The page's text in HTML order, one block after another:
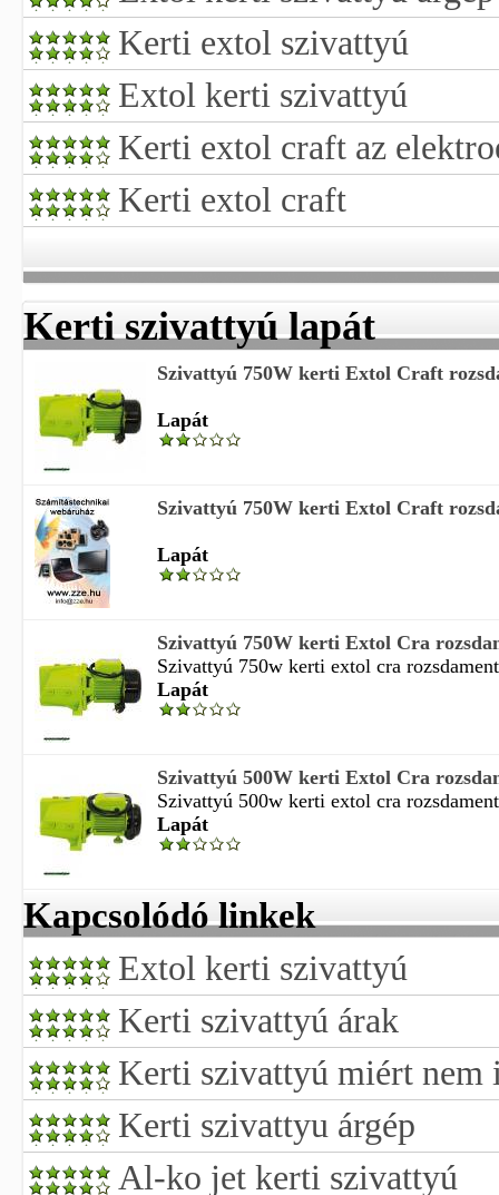
Kerti extol szivattyú
Extol kerti szivattyú
Kerti extol craft az
Kerti extol craft
Kerti szivattyú lapát
Szivattyú 750W kerti Extol Craft
Lapát
Szivattyú 750W kerti Extol Craft
Lapát
Szivattyú 750W kerti Extol Cra
Szivattyú 750w kerti extol cra
Lapát
Szivattyú 500W kerti Extol Cra
Szivattyú 500w kerti extol cra
Lapát
Kapcsolódó linkek
Extol kerti szivattyú
Kerti szivattyú árak
Kerti szivattyú miért nem
Kerti szivattyu árgép
Al-ko jet kerti szivattyú